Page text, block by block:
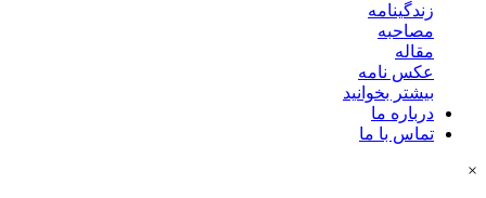
زندگینامه
مصاحبه
مقاله
عکس نامه
بیشتر بخوانید
درباره ما
تماس با ما
×